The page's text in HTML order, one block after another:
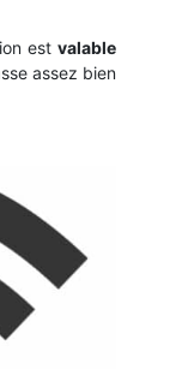
estvalable
assez bien